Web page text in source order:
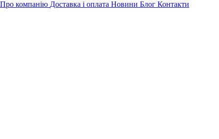
Про компанію Доставка і оплата Новини Блог Контакти